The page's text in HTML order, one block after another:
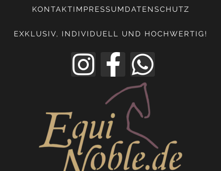
KONTAKT IMPRESSUM DATENSCHUTZ
EXKLUSIV, INDIVIDUELL UND HOCHWERTIG!